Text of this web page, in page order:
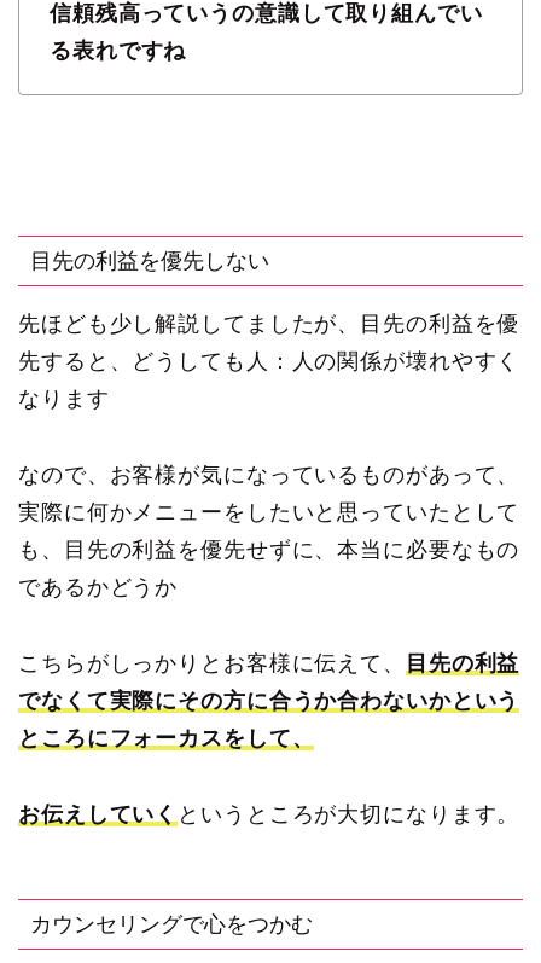
信頼残高っていうの意識して取り組んでい
る表れですね
目先の利益を優先しない
先ほども少し解説してましたが、目先の利益を優
先すると、どうしても人：人の関係が壊れやすく
なります
なので、お客様が気になっているものがあって、
実際に何かメニューをしたいと思っていたとして
も、目先の利益を優先せずに、本当に必要なもの
であるかどうか
こちらがしっかりとお客様に伝えて、
目先の利益
でなくて実際にその方に合うか合わないかという
ところにフォーカスをして、
お伝えしてい く というところが大切になります。
カウンセリングで心をつかむ